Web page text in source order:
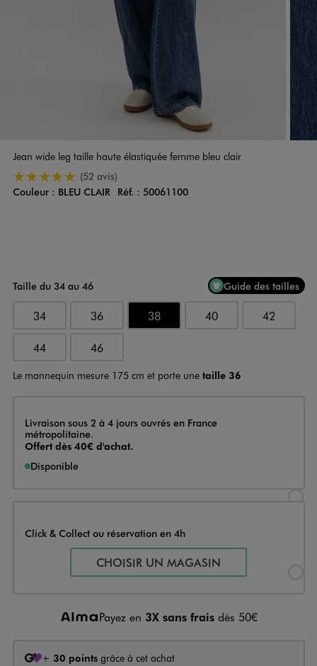
Jean wide leg taille haute élastiquée femme bleu clair
5/5 de moyenne(52 avis)
Couleur
Couleur : BLEU CLAIR Réf. : 50061100
Taille du 34 au 46 Guide des tailles
34 36 38 40 42
44 46
Le mannequin mesure 175 cm et porte une taille 36
Livraison
Livraison sous 2 à 4 jours ouvrés en France
métropolitaine.
Offert dès 40€ d'achat.
Disponible
Click & Collect ou réservation en 4h
Sélectionner l’option de
CHOISIR UN MAGASIN
Payez en 3X sans frais dès 50€
+ 30 points grâce à cet achat